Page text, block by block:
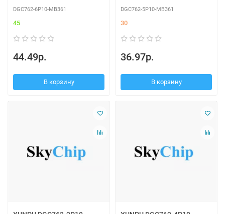
DGC762-6P10-MB361
45
44.49р.
В корзину
DGC762-5P10-MB361
30
36.97р.
В корзину